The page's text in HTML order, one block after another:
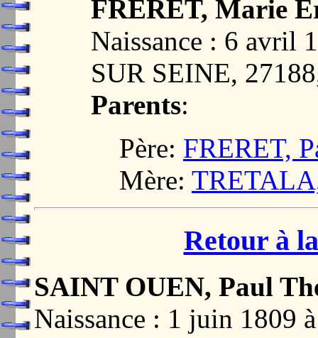
FRERET, Marie
Naissance : 6 avril
SUR SEINE,
Parents:
Père: FRERET,
Mère:
Retour à
SAINT OUEN, Paul
Naissance : 1 juin 1809